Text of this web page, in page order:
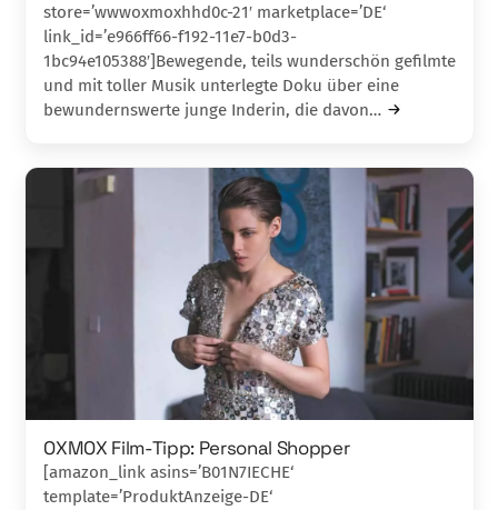
store=’wwwoxmoxhhd0c-21′ marketplace=’DE‘
link_id=’e966ff66-f192-11e7-b0d3-
1bc94e105388′]Bewegende, teils wunderschön gefilmte
und mit tol­ler Musik unterlegte Doku über eine
bewunderns­werte junge Inderin, die davon…
OXMOX Film-Tipp: Personal Shopper
[amazon_link asins=’B01N7IECHE‘
template=’ProduktAnzeige-DE‘